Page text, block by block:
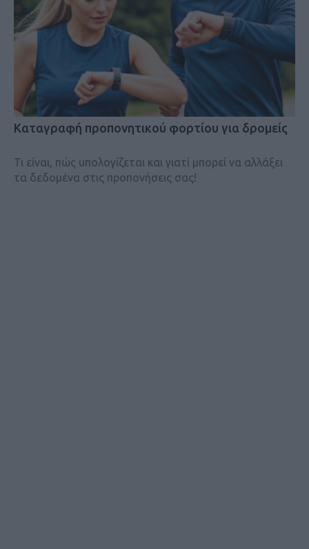
Kαταγραφή προπονητικού φορτίου για δρομείς
Τι είναι, πώς υπολογίζεται και γιατί μπορεί να αλλάξει
τα δεδομένα στις προπονήσεις σας!